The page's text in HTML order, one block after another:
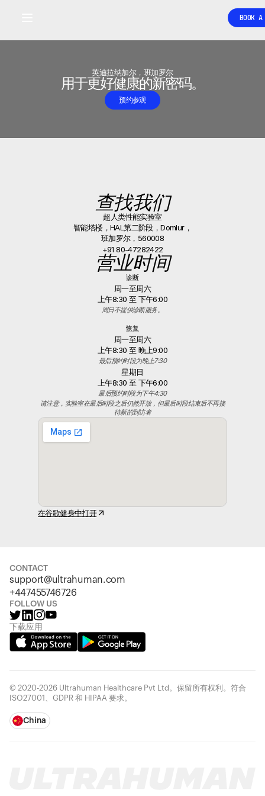
BOOK A
•
英迪拉纳加尔，班加罗尔
用于更好健康的新密码。
预约参观
查找我们
超人类性能实验室
智能塔楼，HAL第二阶段，Domlur，
班加罗尔，560008
+91 80-47282422
营业时间
诊断
周一至周六
上午8:30 至 下午6:00
周日不提供诊断服务。
恢复
周一至周六
上午8:30 至 晚上9:00
最后预约时段为晚上7:30
星期日
上午8:30 至 下午6:00
最后预约时段为下午4:30
请注意，实验室在最后时段之后仍然开放，但最后时段结束后不再接
待新的到访者
在谷歌健身中打开
CONTACT
support@ultrahuman.com
+447455746726
FOLLOW US
下载应用
© 2020-2026 Ultrahuman Healthcare Pvt Ltd。保留所有权利。符合
ISO27001、GDPR 和 HIPAA 要求。
China